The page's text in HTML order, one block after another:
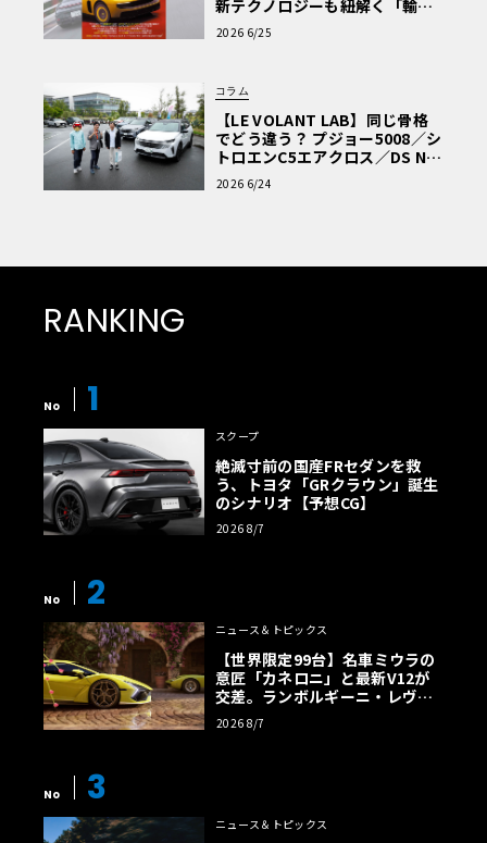
新テクノロジーも紐解く「輸入
車Q&A」
2026 6/25
コラム
【LE VOLANT LAB】同じ骨格
でどう違う？ プジョー5008／シ
トロエンC5エアクロス／DS Nº4
読者一気乗りレポート
2026 6/24
RANKING
No 1
スクープ
絶滅寸前の国産FRセダンを救
う、トヨタ「GRクラウン」誕生
のシナリオ【予想CG】
2026 8/7
No 2
ニュース＆トピックス
【世界限定99台】名車ミウラの
意匠「カネロニ」と最新V12が
交差。ランボルギーニ・レヴエ
ルトに60周年記念車が登場
2026 8/7
No 3
ニュース＆トピックス